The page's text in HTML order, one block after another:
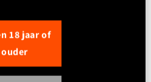
zachte maar aanwezige
tussen kracht en frisheid.
18 jaar of
ouder